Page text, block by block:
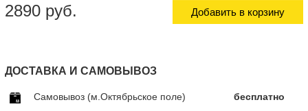
2890 руб. Добавить в корзину
ДОСТАВКА И САМОВЫВОЗ
Самовывоз (м.Октябрьское поле)
бесплатно